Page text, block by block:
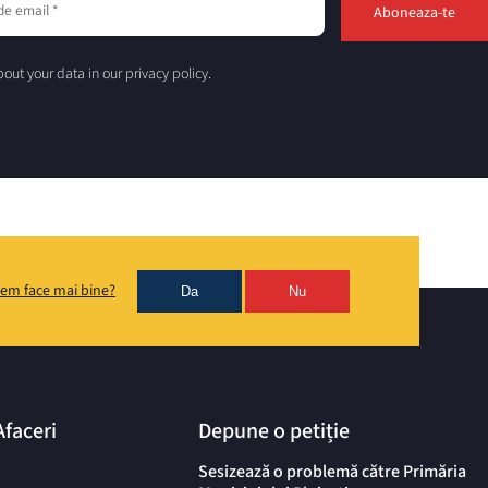
your data in our privacy policy.
face mai bine? Da Nu
Depune o petiție
Sesizează o problemă către Primăria